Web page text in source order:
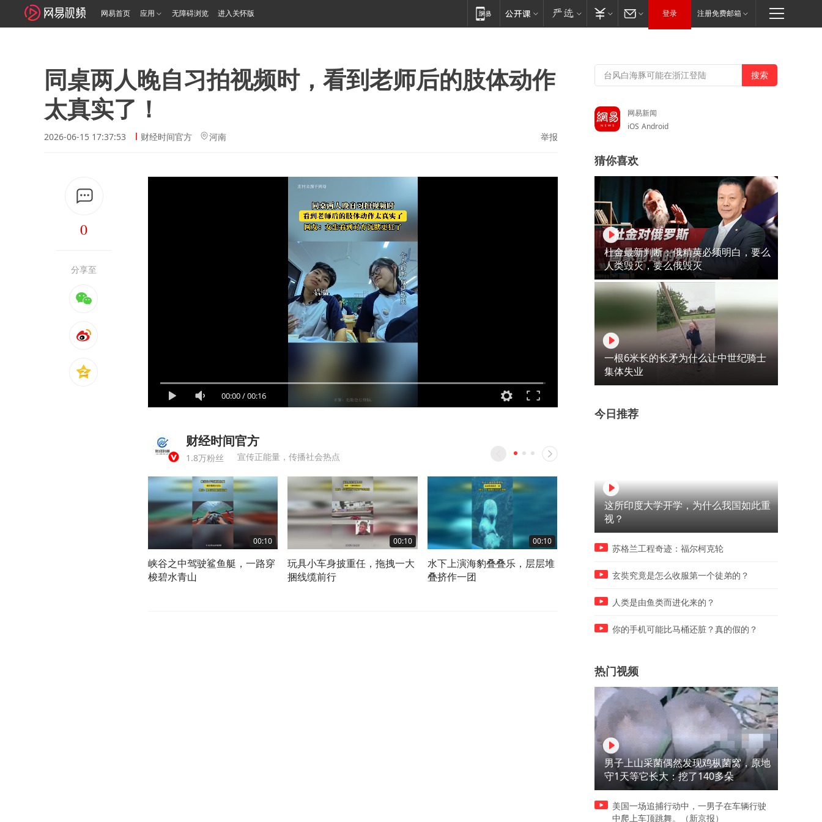
网易首页 应用 无障碍浏览 进入关怀版 登录 注册免费邮箱
同桌两人晚自习拍视频时，看到老师后的肢体动作
太真实了！
2026-06-15 17:37:53 财经时间官方 河南 举报
0
分享至
00:00/00:16
财经时间官方
1.8万粉丝 宣传正能量，传播社会热点
00:10
峡谷之中驾驶鲨鱼艇，一路穿
梭碧水青山
00:10
玩具小车身披重任，拖拽一大
捆线缆前行
00:10
水下上演海豹叠叠乐，层层堆
叠挤作一团
进红油锅底
光带
网易新闻
iOS Android
猜你喜欢
杜金最新判断：俄精英必须明白，要么
人类毁灭，要么俄毁灭
一根6米长的长矛为什么让中世纪骑士
集体失业
今日推荐
这所印度大学开学，为什么我国如此重
视？
苏格兰工程奇迹：福尔柯克轮
玄奘究竟是怎么收服第一个徒弟的？
人类是由鱼类而进化来的？
你的手机可能比马桶还脏？真的假的？
热门视频
男子上山采菌偶然发现鸡枞菌窝，原地
守1天等它长大：挖了140多朵
美国一场追捕行动中，一男子在车辆行驶
中爬上车顶跳舞。（新京报）